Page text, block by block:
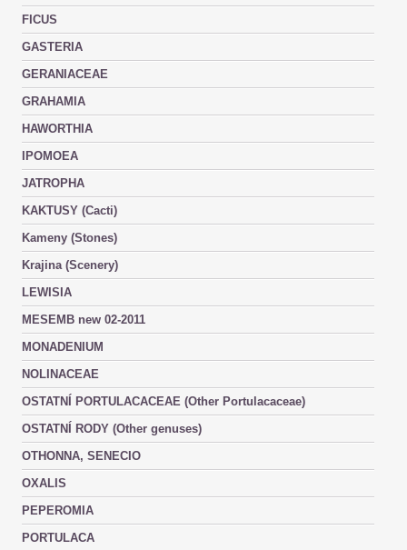
FICUS
GASTERIA
GERANIACEAE
GRAHAMIA
HAWORTHIA
IPOMOEA
JATROPHA
KAKTUSY (Cacti)
Kameny (Stones)
Krajina (Scenery)
LEWISIA
MESEMB new 02-2011
MONADENIUM
NOLINACEAE
OSTATNÍ PORTULACACEAE (Other Portulacaceae)
OSTATNÍ RODY (Other genuses)
OTHONNA, SENECIO
OXALIS
PEPEROMIA
PORTULACA